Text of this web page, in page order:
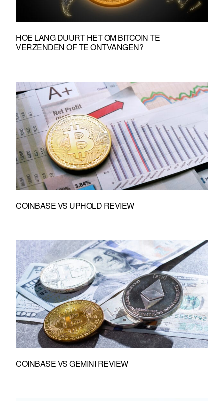
HOE LANG DUURT HET OM BITCOIN TE
VERZENDEN OF TE ONTVANGEN?
COINBASE VS UPHOLD REVIEW
COINBASE VS GEMINI REVIEW